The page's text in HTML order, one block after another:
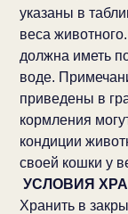
указаны в
веса
должна иметь
воде.
приведены в
кормления
кондиции
своей кошки у
УСЛОВИЯ
Хранить в